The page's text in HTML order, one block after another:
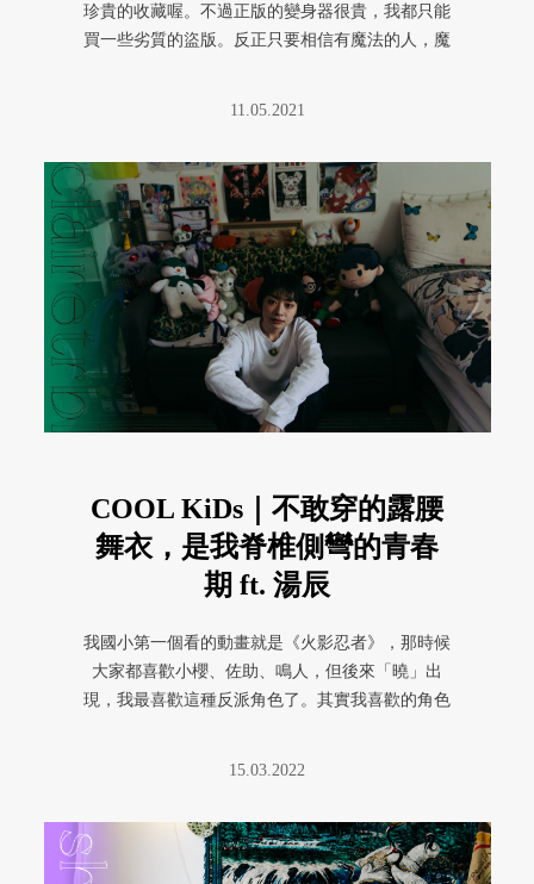
珍貴的收藏喔。不過正版的變身器很貴，我都只能
買一些劣質的盜版。反正只要相信有魔法的人，魔
11.05.2021
COOL KiDs｜不敢穿的露腰
舞衣，是我脊椎側彎的青春
期 ft. 湯辰
我國小第一個看的動畫就是《火影忍者》，那時候
大家都喜歡小櫻、佐助、鳴人，但後來「曉」出
現，我最喜歡這種反派角色了。其實我喜歡的角色
15.03.2022